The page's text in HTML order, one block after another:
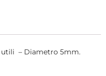
utili – Diametro 5mm.